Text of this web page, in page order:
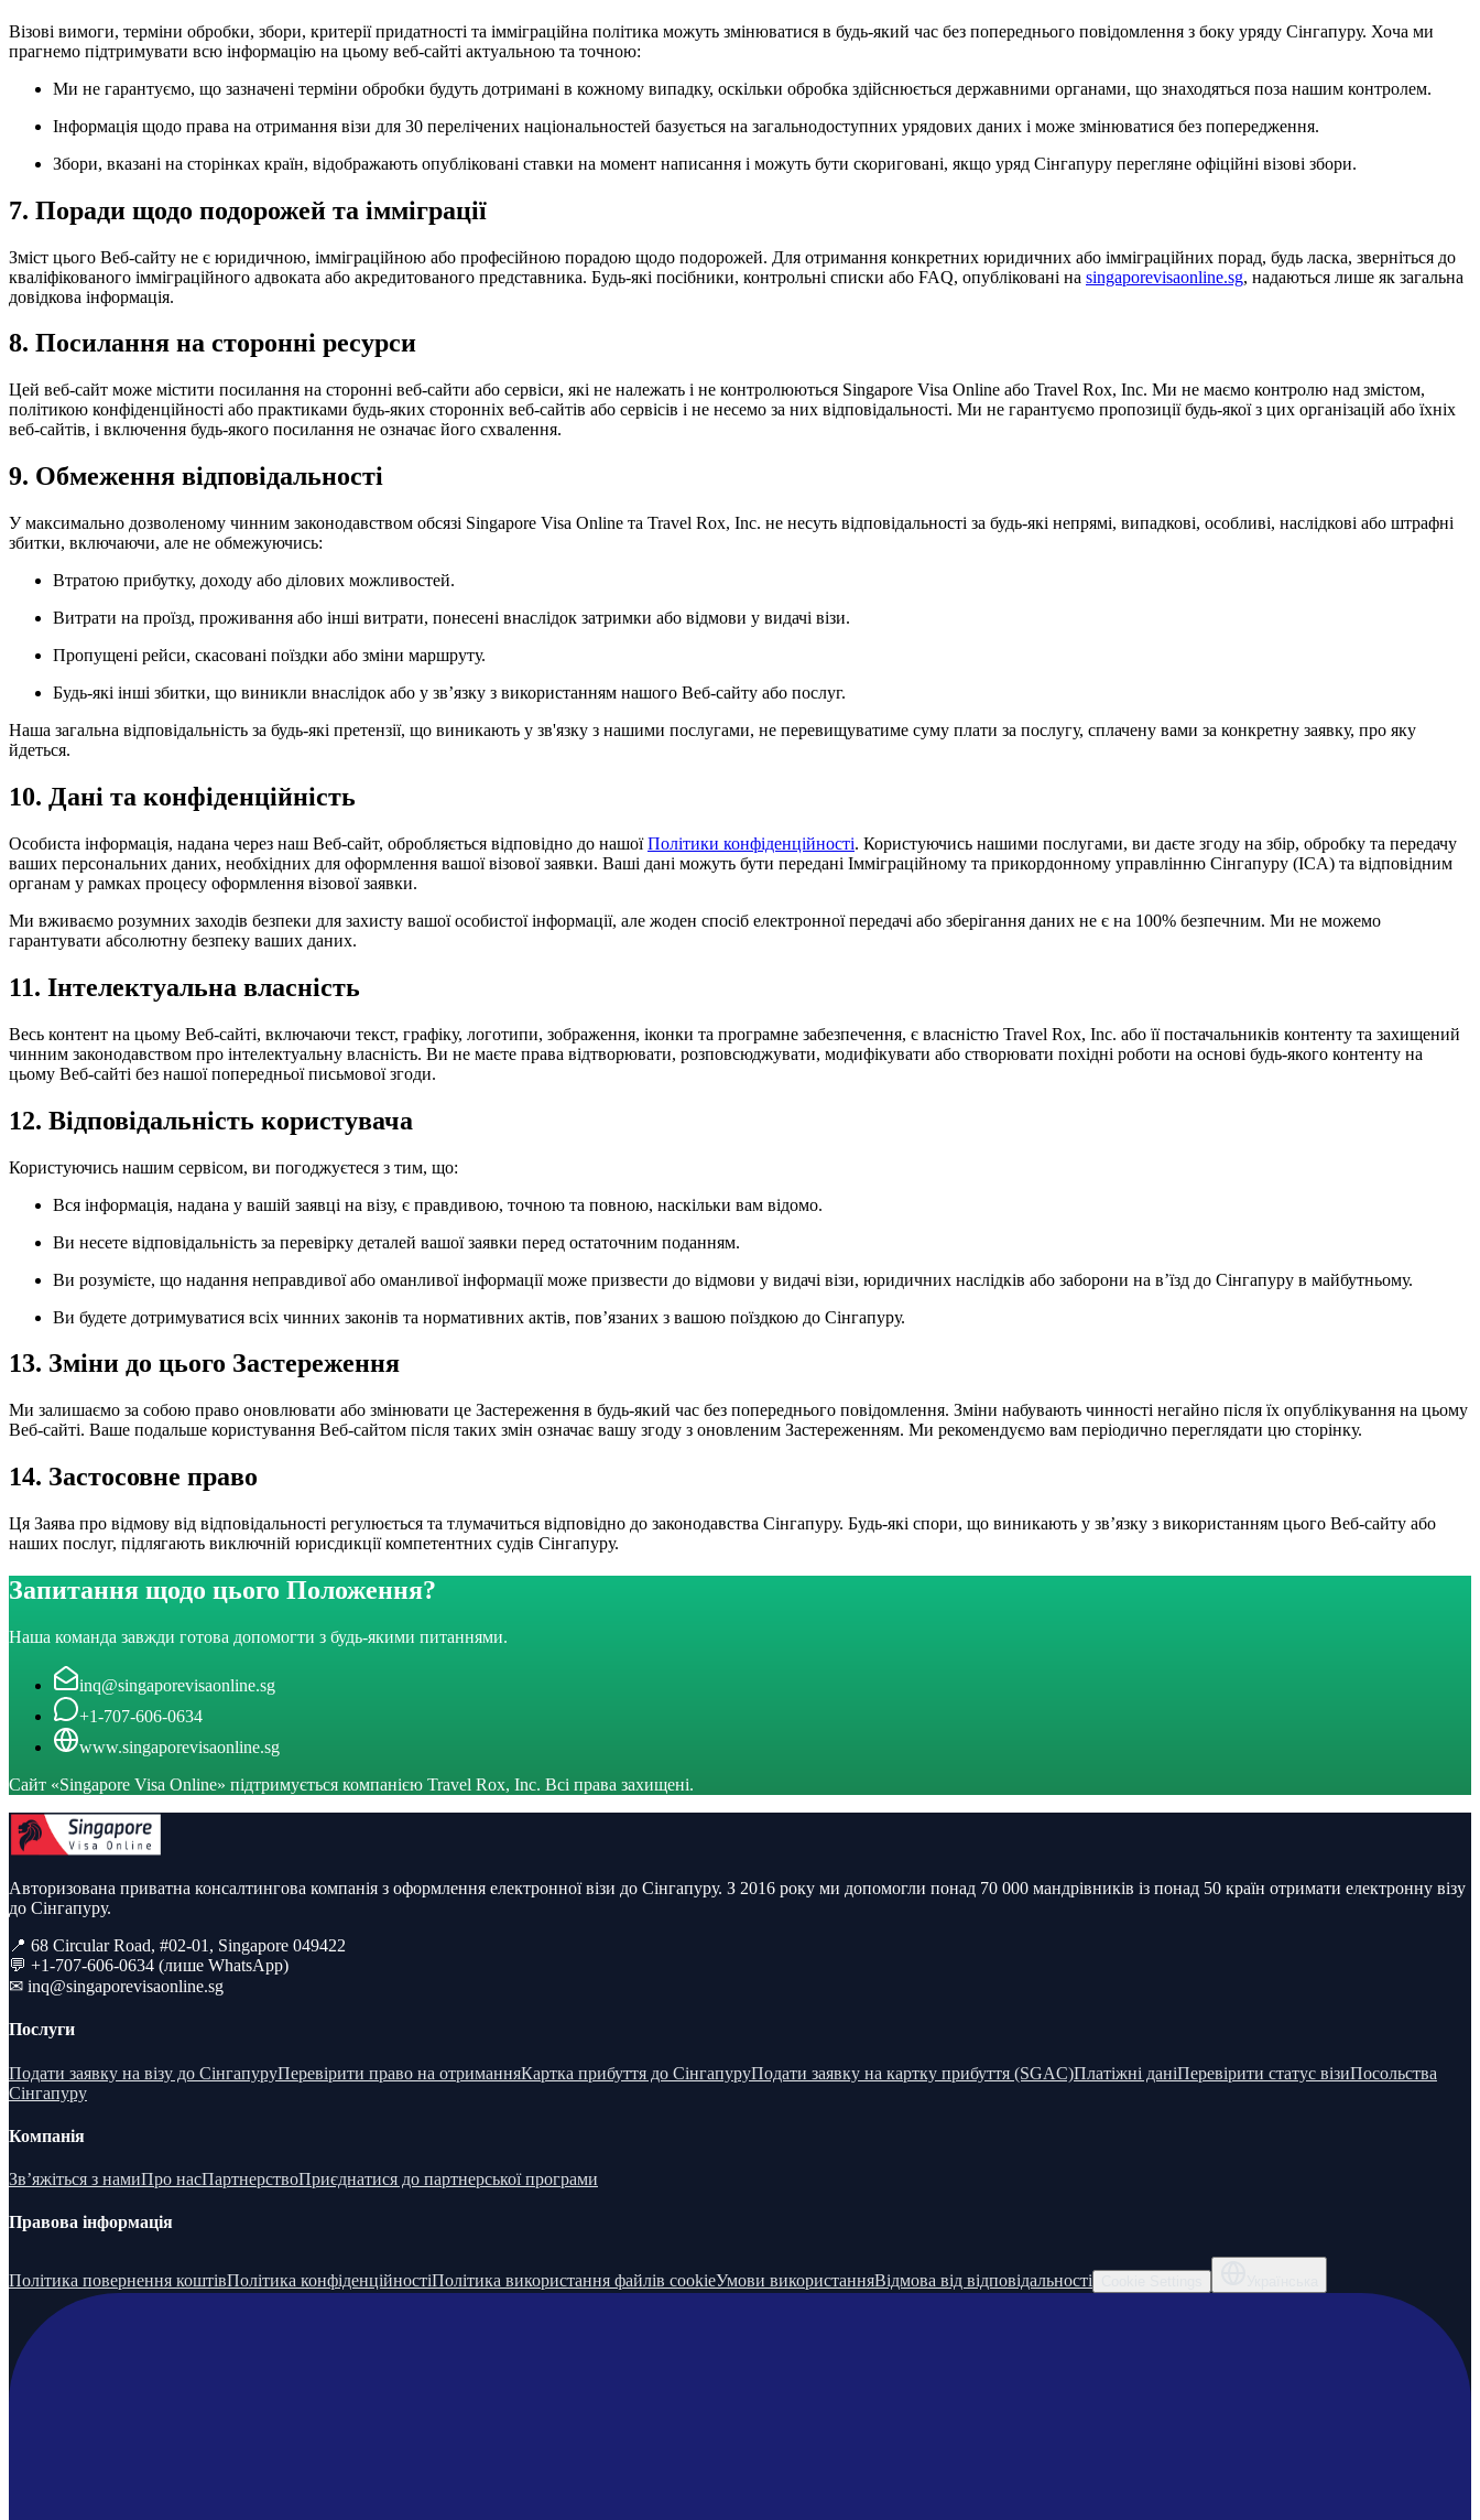
Візові вимоги, терміни обробки, збори, критерії придатності та імміграційна політика можуть змінюватися в будь-який час без попереднього повідомлення з боку уряду Сінгапуру. Хоча ми
прагнемо підтримувати всю інформацію на цьому веб-сайті актуальною та точною:
Ми не гарантуємо, що зазначені терміни обробки будуть дотримані в кожному випадку, оскільки обробка здійснюється державними органами, що знаходяться поза нашим контролем.
Інформація щодо права на отримання візи для 30 перелічених національностей базується на загальнодоступних урядових даних і може змінюватися без попередження.
Збори, вказані на сторінках країн, відображають опубліковані ставки на момент написання і можуть бути скориговані, якщо уряд Сінгапуру перегляне офіційні візові збори.
7. Поради щодо подорожей та імміграції
Зміст цього Веб-сайту не є юридичною, імміграційною або професійною порадою щодо подорожей. Для отримання конкретних юридичних або імміграційних порад, будь ласка, зверніться до
кваліфікованого імміграційного адвоката або акредитованого представника. Будь-які посібники, контрольні списки або FAQ, опубліковані на singaporevisaonline.sg, надаються лише як загальна
довідкова інформація.
8. Посилання на сторонні ресурси
Цей веб-сайт може містити посилання на сторонні веб-сайти або сервіси, які не належать і не контролюються Singapore Visa Online або Travel Rox, Inc. Ми не маємо контролю над змістом,
політикою конфіденційності або практиками будь-яких сторонніх веб-сайтів або сервісів і не несемо за них відповідальності. Ми не гарантуємо пропозиції будь-якої з цих організацій або їхніх
веб-сайтів, і включення будь-якого посилання не означає його схвалення.
9. Обмеження відповідальності
У максимально дозволеному чинним законодавством обсязі Singapore Visa Online та Travel Rox, Inc. не несуть відповідальності за будь-які непрямі, випадкові, особливі, наслідкові або штрафні
збитки, включаючи, але не обмежуючись:
Втратою прибутку, доходу або ділових можливостей.
Витрати на проїзд, проживання або інші витрати, понесені внаслідок затримки або відмови у видачі візи.
Пропущені рейси, скасовані поїздки або зміни маршруту.
Будь-які інші збитки, що виникли внаслідок або у зв’язку з використанням нашого Веб-сайту або послуг.
Наша загальна відповідальність за будь-які претензії, що виникають у зв'язку з нашими послугами, не перевищуватиме суму плати за послугу, сплачену вами за конкретну заявку, про яку
йдеться.
10. Дані та конфіденційність
Особиста інформація, надана через наш Веб-сайт, обробляється відповідно до нашоїПолітики конфіденційності. Користуючись нашими послугами, ви даєте згоду на збір, обробку та передачу
ваших персональних даних, необхідних для оформлення вашої візової заявки. Ваші дані можуть бути передані Імміграційному та прикордонному управлінню Сінгапуру (ICA) та відповідним
органам у рамках процесу оформлення візової заявки.
Ми вживаємо розумних заходів безпеки для захисту вашої особистої інформації, але жоден спосіб електронної передачі або зберігання даних не є на 100% безпечним. Ми не можемо
гарантувати абсолютну безпеку ваших даних.
11. Інтелектуальна власність
Весь контент на цьому Веб-сайті, включаючи текст, графіку, логотипи, зображення, іконки та програмне забезпечення, є власністю Travel Rox, Inc. або її постачальників контенту та захищений
чинним законодавством про інтелектуальну власність. Ви не маєте права відтворювати, розповсюджувати, модифікувати або створювати похідні роботи на основі будь-якого контенту на
цьому Веб-сайті без нашої попередньої письмової згоди.
12. Відповідальність користувача
Користуючись нашим сервісом, ви погоджуєтеся з тим, що:
Вся інформація, надана у вашій заявці на візу, є правдивою, точною та повною, наскільки вам відомо.
Ви несете відповідальність за перевірку деталей вашої заявки перед остаточним поданням.
Ви розумієте, що надання неправдивої або оманливої інформації може призвести до відмови у видачі візи, юридичних наслідків або заборони на в’їзд до Сінгапуру в майбутньому.
Ви будете дотримуватися всіх чинних законів та нормативних актів, пов’язаних з вашою поїздкою до Сінгапуру.
13. Зміни до цього Застереження
Ми залишаємо за собою право оновлювати або змінювати це Застереження в будь-який час без попереднього повідомлення. Зміни набувають чинності негайно після їх опублікування на цьому
Веб-сайті. Ваше подальше користування Веб-сайтом після таких змін означає вашу згоду з оновленим Застереженням. Ми рекомендуємо вам періодично переглядати цю сторінку.
14. Застосовне право
Ця Заява про відмову від відповідальності регулюється та тлумачиться відповідно до законодавства Сінгапуру. Будь-які спори, що виникають у зв’язку з використанням цього Веб-сайту або
наших послуг, підлягають виключній юрисдикції компетентних судів Сінгапуру.
Запитання щодо цього Положення?
Наша команда завжди готова допомогти з будь-якими питаннями.
inq@singaporevisaonline.sg
+1-707-606-0634
www.singaporevisaonline.sg
Сайт «Singapore Visa Online» підтримується компанією Travel Rox, Inc. Всі права захищені.
Авторизована приватна консалтингова компанія з оформлення електронної візи до Сінгапуру. З 2016 року ми допомогли понад 70 000 мандрівників із понад 50 країн отримати електронну візу
до Сінгапуру.
📍 68 Circular Road, #02-01, Singapore 049422
💬 +1-707-606-0634 (лише WhatsApp)
✉ inq@singaporevisaonline.sg
Послуги
Подати заявку на візу до СінгапуруПеревірити право на отриманняКартка прибуття до СінгапуруПодати заявку на картку прибуття (SGAC)Платіжні даніПеревірити статус візиПосольства
Сінгапуру
Компанія
Зв’яжіться з намиПро насПартнерствоПриєднатися до партнерської програми
Правова інформація
Політика повернення коштівПолітика конфіденційностіПолітика використання файлів cookieУмови використанняВідмова від відповідальності